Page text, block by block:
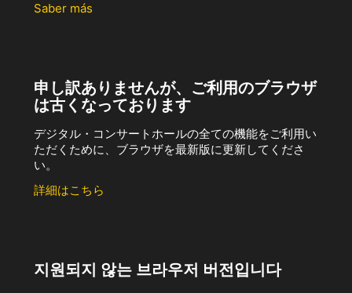
Saber más
申し訳ありませんが、ご利用のブラウザ
は古くなっております
デジタル・コンサートホールの全ての機能をご利用い
ただくために、ブラウザを最新版に更新してくださ
い。
詳細はこちら
지원되지 않는 브라우저 버전입니다